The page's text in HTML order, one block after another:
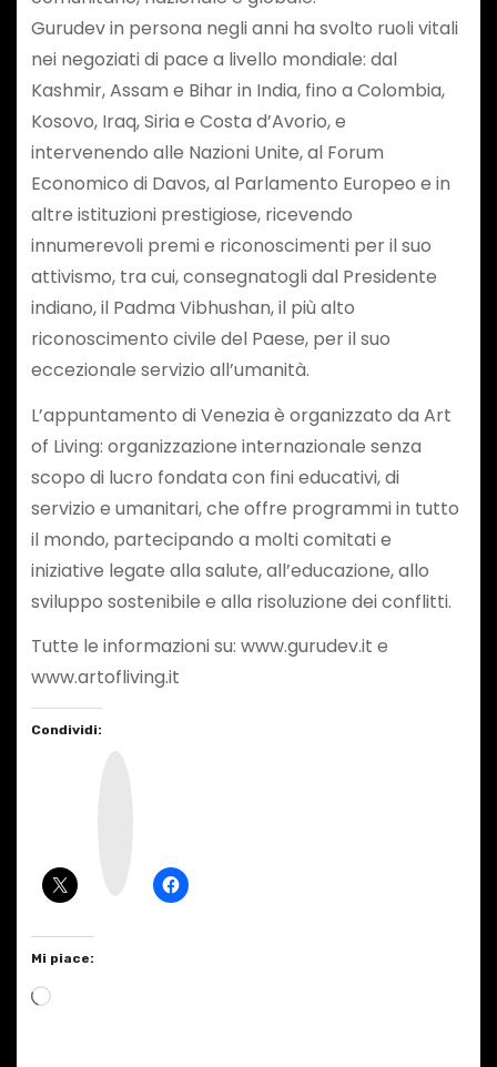
Gurudev in persona negli anni ha svolto ruoli vitali
nei negoziati di pace a livello mondiale: dal
Kashmir, Assam e Bihar in India, fino a Colombia,
Kosovo, Iraq, Siria e Costa d’Avorio, e
intervenendo alle Nazioni Unite, al Forum
Economico di Davos, al Parlamento Europeo e in
altre istituzioni prestigiose, ricevendo
innumerevoli premi e riconoscimenti per il suo
attivismo, tra cui, consegnatogli dal Presidente
indiano, il Padma Vibhushan, il più alto
riconoscimento civile del Paese, per il suo
eccezionale servizio all’umanità.
L’appuntamento di Venezia è organizzato da Art
of Living: organizzazione internazionale senza
scopo di lucro fondata con fini educativi, di
servizio e umanitari, che offre programmi in tutto
il mondo, partecipando a molti comitati e
iniziative legate alla salute, all’educazione, allo
sviluppo sostenibile e alla risoluzione dei conflitti.
Tutte le informazioni su: www.gurudev.it e
www.artofliving.it
Condividi:
Mi piace:
C